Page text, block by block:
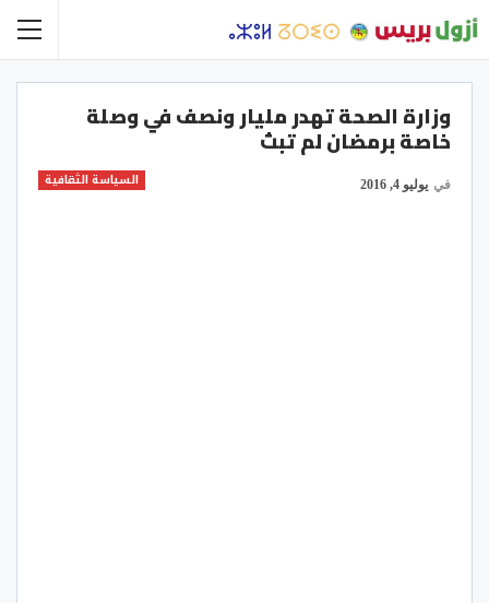
وزارة الصحة تهدر مليار ونصف في وصلة
خاصة برمضان لم تبث
السياسة الثقافية في يوليو 4, 2016